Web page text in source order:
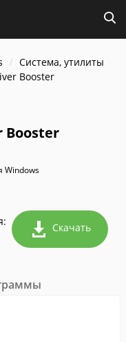
Система, утилиты
Booster
Booster
Windows
Скачать